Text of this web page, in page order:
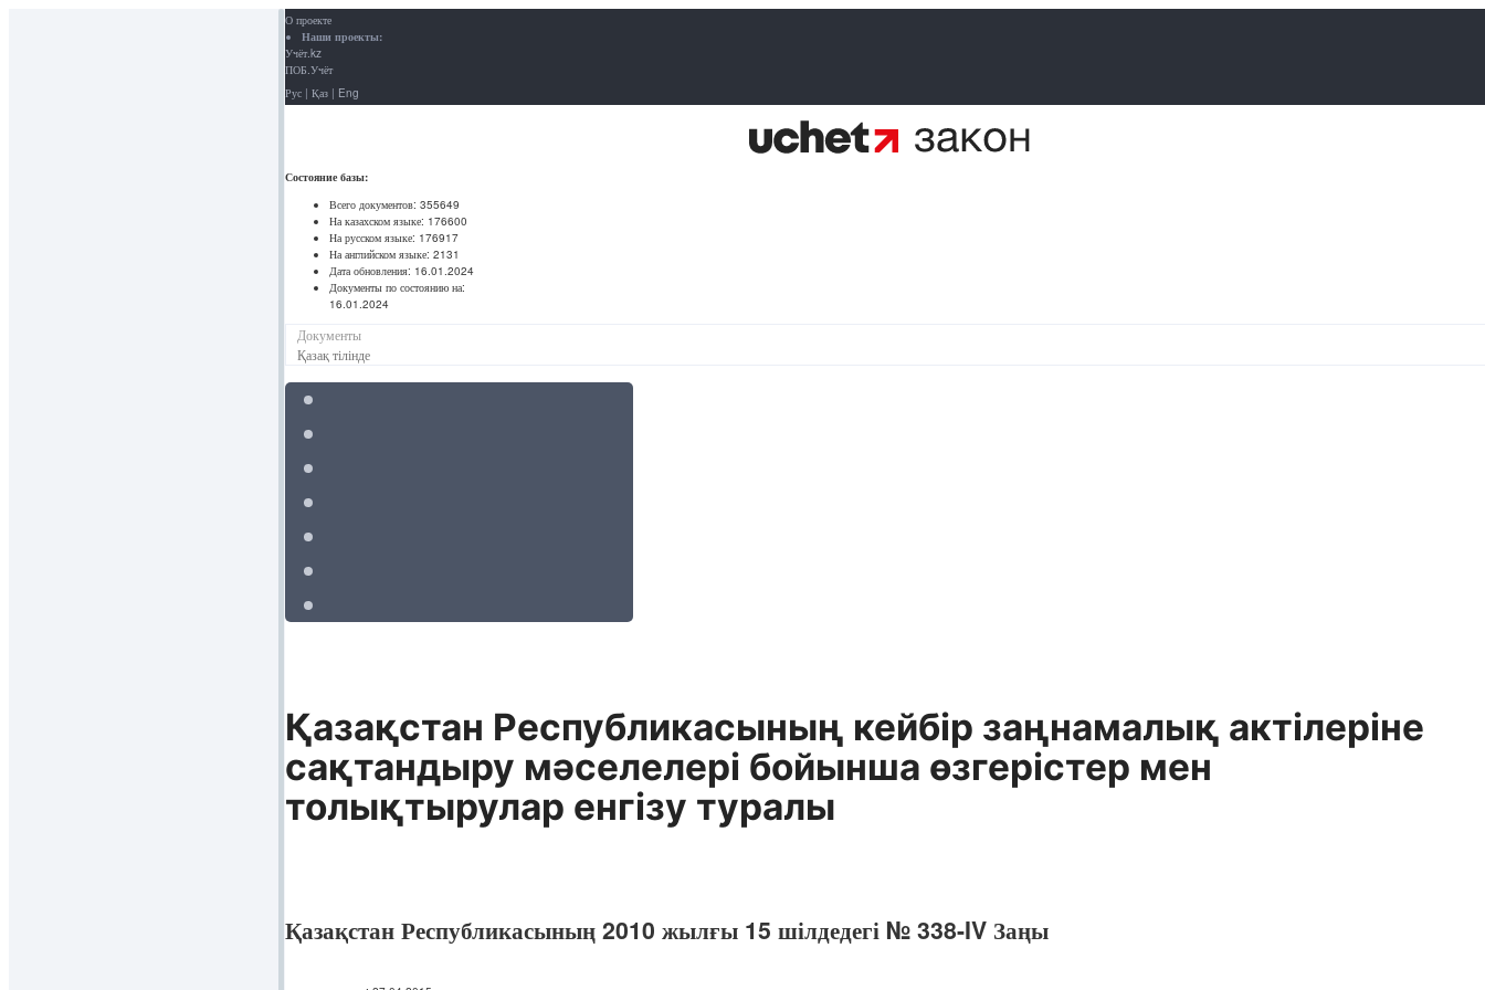
О проекте
Наши проекты:
Учёт.kz
ПОБ.Учёт
Рус | Қаз | Eng
Состояние базы:
Всего документов: 355649
На казахском языке: 176600
На русском языке: 176917
На английском языке: 2131
Дата обновления: 16.01.2024
Документы по состоянию на:
16.01.2024
Документы
Қазақ тілінде
Қазақстан Республикасының кейбір заңнамалық актілеріне
сақтандыру мәселелері бойынша өзгерістер мен
толықтырулар енгізу туралы
Қазақстан Республикасының 2010 жылғы 15 шілдедегі № 338-IV Заңы